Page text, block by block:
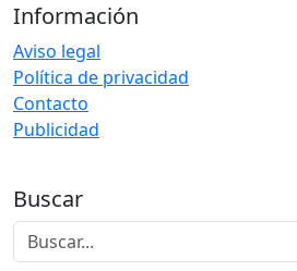
Información
Aviso legal
Política de privacidad
Contacto
Publicidad
Buscar